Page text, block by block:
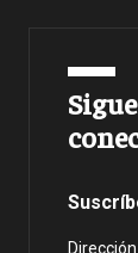
Sigue